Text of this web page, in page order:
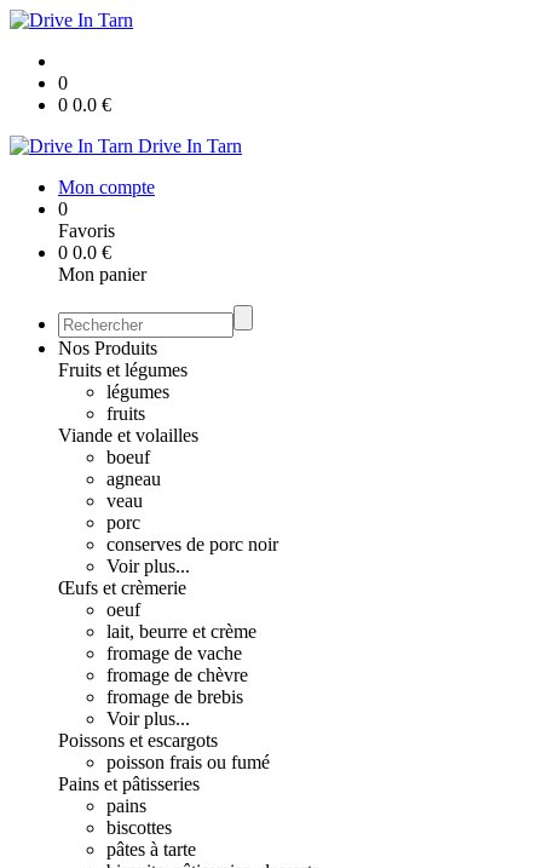
0
0 0.0 €
Drive In Tarn
Mon compte
0
Favoris
0 0.0 €
Mon panier
Nos Produits
Fruits et légumes
légumes
fruits
Viande et volailles
boeuf
agneau
veau
porc
conserves de porc noir
Voir plus...
Œufs et crèmerie
oeuf
lait, beurre et crème
fromage de vache
fromage de chèvre
fromage de brebis
Voir plus...
Poissons et escargots
poisson frais ou fumé
Pains et pâtisseries
pains
biscottes
pâtes à tarte